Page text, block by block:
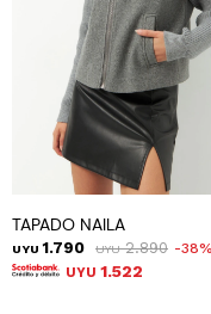
TAPADO NAILA
UYU 1.790 UYU 2.890 38
UYU 1.522